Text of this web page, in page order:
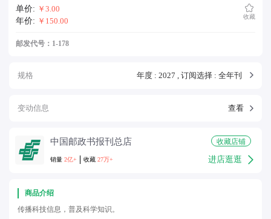
单价: ￥3.00
年价: ￥150.00 收藏
邮发代号：1-178
规格
变动信息 查看
中国邮政书报刊总店
销量 2亿+ 收藏 27万+
收藏店铺
进店逛逛
商品介绍
传播科技信息，普及科学知识。